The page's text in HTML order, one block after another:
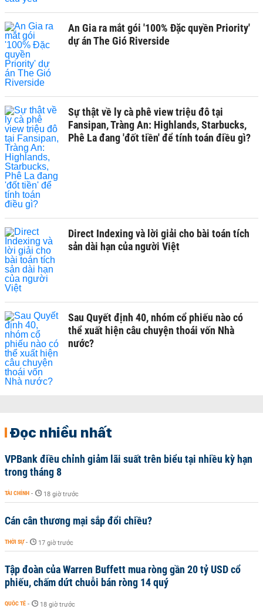
An Gia ra mắt gói '100% Đặc quyền Priority'
dự án The Gió Riverside
Sự thật về ly cà phê view triệu đô tại
Fansipan, Tràng An: Highlands, Starbucks,
Phê La đang 'đốt tiền' để tính toán điều gì?
Direct Indexing và lời giải cho bài toán tích
sản dài hạn của người Việt
Sau Quyết định 40, nhóm cổ phiếu nào có
thể xuất hiện câu chuyện thoái vốn Nhà
nước?
Đọc nhiều nhất
VPBank điều chỉnh giảm lãi suất trên biểu tại nhiều kỳ hạn
trong tháng 8
TÀI CHÍNH - 18 giờ trước
Cán cân thương mại sắp đổi chiều?
THỜI SỰ - 17 giờ trước
Tập đoàn của Warren Buffett mua ròng gần 20 tỷ USD cổ
phiếu, chấm dứt chuỗi bán ròng 14 quý
QUỐC TẾ - 18 giờ trước